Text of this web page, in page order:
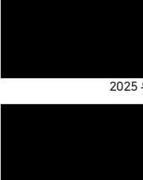
2025